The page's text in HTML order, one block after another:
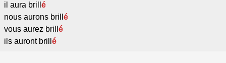
il aura brill é
nous aurons brill é
vous aurez brill é
ils auront brill é